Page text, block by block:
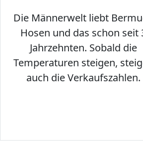
Die Männerwelt liebt
Hosen und das schon seit
Jahrzehnten. Sobald die
Temperaturen steigen,
auch die Verkaufszahlen.